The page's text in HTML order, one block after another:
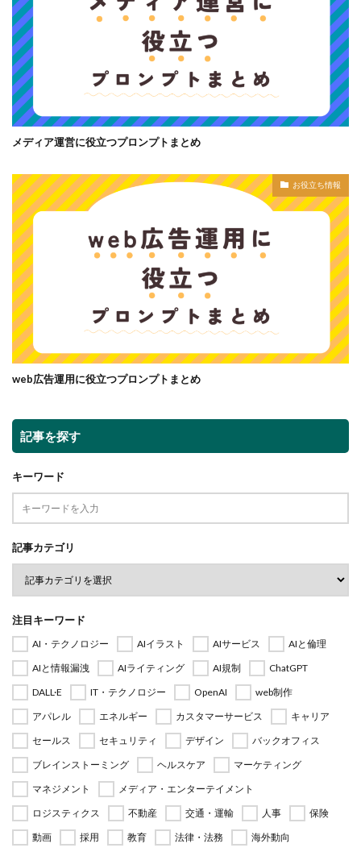
メディア運営に役立つプロンプトまとめ
お役立ち情報
web広告運用に役立つプロンプトまとめ
記事を探す
キーワード
記事カテゴリ
注目キーワード
AI・テクノロジー AIイラスト AIサービス
AIと倫理
AIと情報漏洩
AIライティング AI規制
ChatGPT
DALL·E
IT・テクノロジー OpenAI
web制作
アパレル
エネルギー カスタマーサービス
キャリア
セールス
セキュリティ デザイン
バックオフィス
ブレインストーミング
ヘルスケア
マーケティング
マネジメント
メディア・エンターテイメント
ロジスティクス
不動産 交通・運輸 人事
保険
動画
採用 教育 法律・法務 海外動向